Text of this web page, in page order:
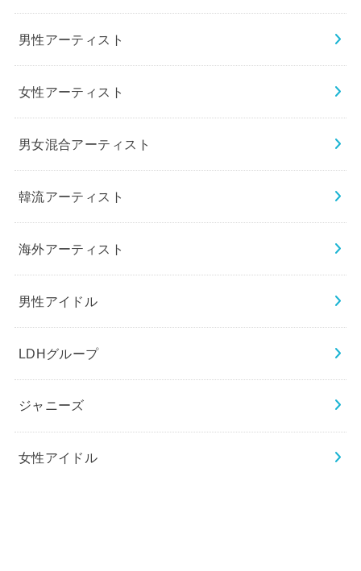
男性アーティスト
女性アーティスト
男女混合アーティスト
韓流アーティスト
海外アーティスト
男性アイドル
LDHグループ
ジャニーズ
女性アイドル